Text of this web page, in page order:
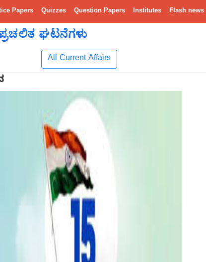
Papers Quizzes Question Papers Institutes Flash news
ಘಟನೆಗಳು
All Current Affairs